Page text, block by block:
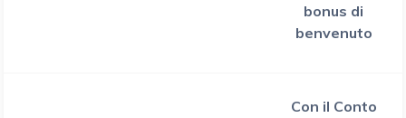
bonus di
benvenuto
Con il Conto